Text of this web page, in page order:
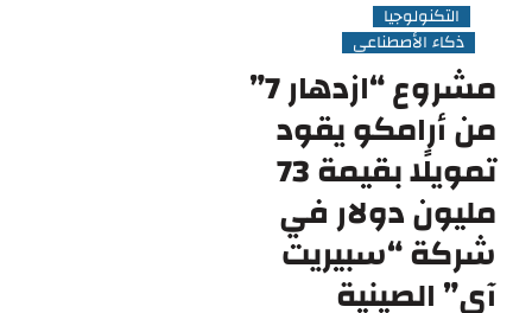
التكنولوجيا
ذكاء الأصطناعي
مشروع “ازدهار 7”
من أرامكو يقود
تمويلًا بقيمة 73
مليون دولار في
شركة “سبيريت
آي” الصينية